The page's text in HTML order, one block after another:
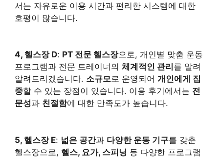
서는 자유로운 이용 시간과 편리한 시스템에 대한
호평이 많습니다.
4, 헬스장 D: PT 전문 헬스장으로, 개인별 맞춤 운동
프로그램과 전문 트레이너의 체계적인 관리 를 알려
알려드리겠습니다. 소규모로 운영되어 개인에게 집
중할 수 있는 장점이 있습니다. 이용 후기에서는 전
문성과 친절함에 대한 만족도가 높습니다.
5, 헬스장 E: 넓은 공간과 다양한 운동 기구를 갖춘
헬스장으로, 헬스, 요가, 스피닝 등 다양한 프로그램